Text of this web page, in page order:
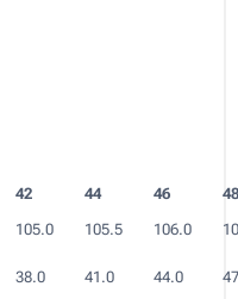
42 44 46
48
105.0 105.5 106.0
38.0 41.0 44.0